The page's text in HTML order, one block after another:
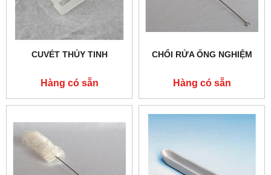
CUVÉT THỦY TINH
Hàng có sẵn
CHỔI RỬA ỐNG NGHIỆM
Hàng có sẵn